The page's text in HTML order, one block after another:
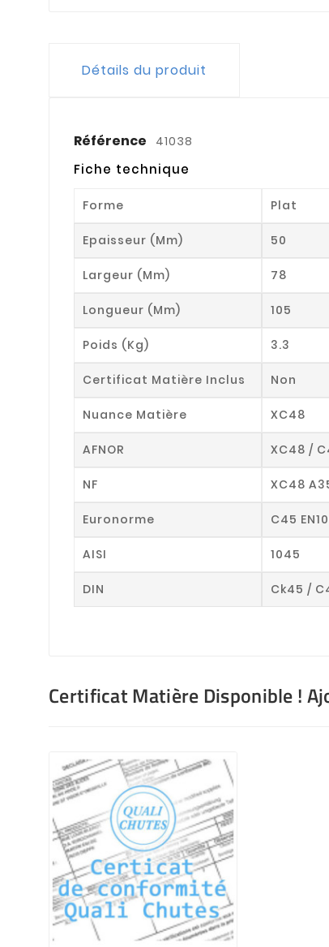
Détails du produit
Référence 41038
Fiche technique
Forme Plat
Epaisseur (mm) 50
Largeur (mm) 78
Longueur (mm) 105
Poids (kg) 3.3
Certificat Matière Inclus Non
Nuance Matière XC48
AFNOR XC48 /
NF XC48
Euronorme C45
AISI 1045
DIN Ck45 /
Certificat Matière Disponible !